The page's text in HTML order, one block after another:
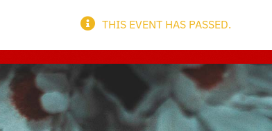
THIS EVENT HAS PASSED.